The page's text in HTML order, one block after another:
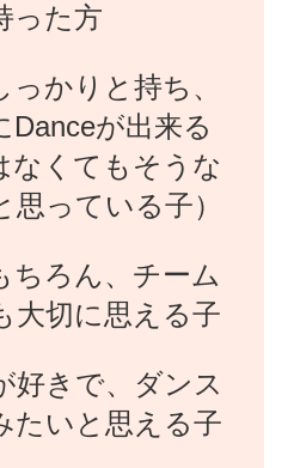
った方
っかりと持ち、
Danceが出来る
なくてもそうな
思っている子）
ちろん、チーム
大切に思える子
好きで、ダンス
たいと思える子